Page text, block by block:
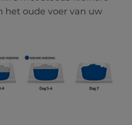
het oude voer van uw